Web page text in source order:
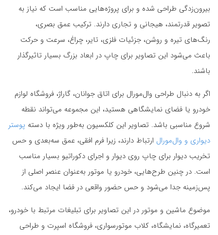
بیرون‌زدگی طراحی شده و برای پروژه‌هایی مناسب است که نیاز به
تصویر قدرتمند، هیجانی و تجاری دارند. ترکیب عمق بصری،
رنگ‌های تیره و روشن، جزئیات فلزی، تایر، چراغ، سرعت و حرکت
باعث می‌شود این تصاویر برای چاپ در ابعاد بزرگ بسیار تاثیرگذار
باشند.
اگر به دنبال طراحی وال‌مورال برای اتاق جوانان، گاراژ، فروشگاه لوازم
خودرو یا فضای نمایشگاهی هستید، این مجموعه می‌تواند نقطه
شروع مناسبی باشد. تصاویر این کلکسیون به‌طور ویژه با دسته پوستر
دیواری و وال‌مورال ارتباط دارند، زیرا فرم افقی، عمق سه‌بعدی و حس
تخریب دیوار برای چاپ روی دیوار و اجرای دکوراتیو بسیار مناسب
است. در چنین طرح‌هایی، خودرو یا موتور به‌عنوان عنصر اصلی از
پس‌زمینه جدا می‌شود و حس حضور واقعی در فضا ایجاد می‌کند.
موضوع ماشین و موتور در این تصاویر برای تبلیغات مرتبط با خودرو،
تعمیرگاه، نمایشگاه، کلاب موتورسواری، فروشگاه اسپرت و طراحی